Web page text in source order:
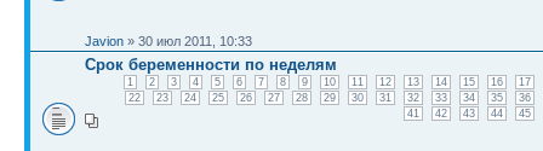
Javion » 30 июл 2011, 10:33
Срок беременности по неделям
1 2 3 4 5 6 7 8 9 10 11 12 13 14 15 16
17
22
23 24 25 26 27 28 29 30 31 32 33 34 35
36
41
42 43 44 45